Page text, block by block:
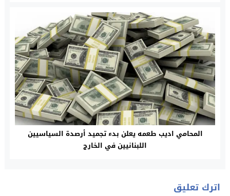
المحامي اديب طعمه يعلن بدء تجميد أرصدة السياسيين
اللبنانيين في الخارج
اترك تعليق